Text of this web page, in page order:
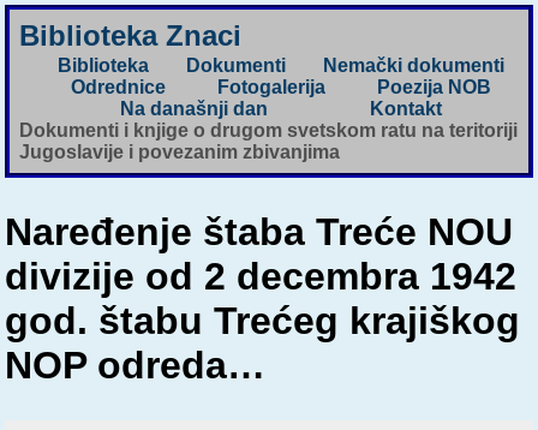
Biblioteka Znaci
Biblioteka Dokumenti
Nemački dokumenti
Odrednice
Fotogalerija
Poezija NOB
Na današnji dan
Kontakt
Dokumenti i knjige o drugom svetskom ratu na teritoriji
Jugoslavije i povezanim zbivanjima
Naređenje štaba Treće NOU
divizije od 2 decembra 1942
god. štabu Trećeg krajiškog
NOP odreda…